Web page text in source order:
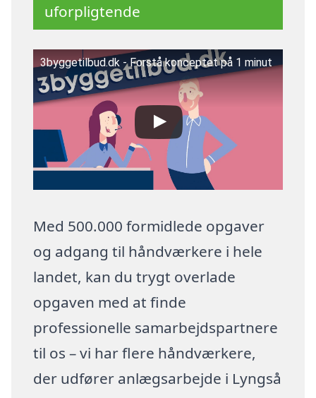
uforpligtende
3byggetilbud.dk - Forstå konceptet på 1 minut
Med 500.000 formidlede opgaver
og adgang til håndværkere i hele
landet, kan du trygt overlade
opgaven med at finde
professionelle samarbejdspartnere
til os – vi har flere håndværkere,
der udfører anlægsarbejde i Lyngså